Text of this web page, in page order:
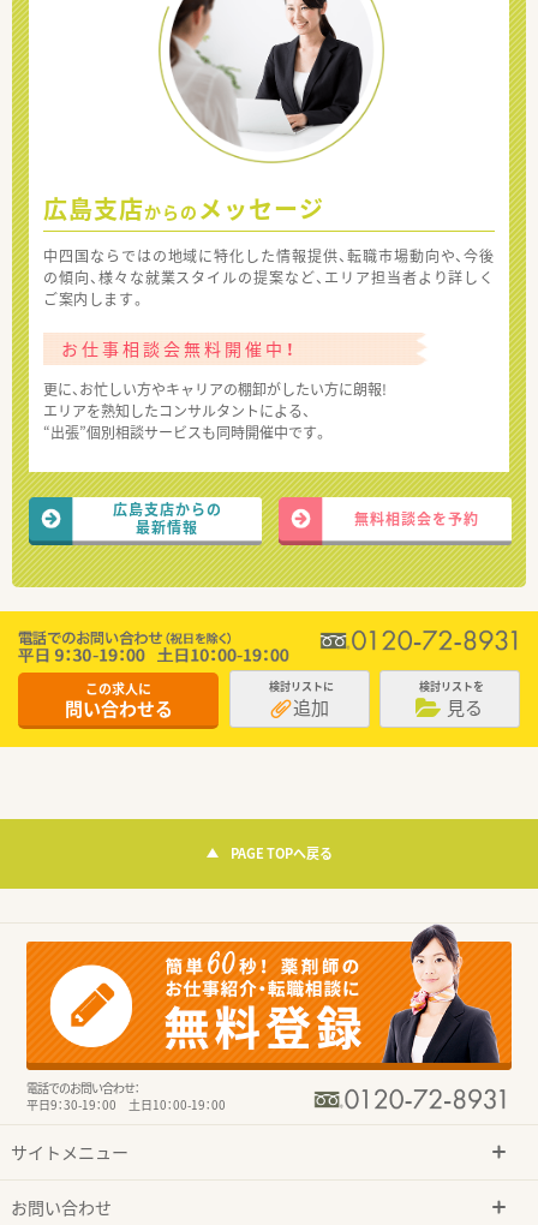
広島支店からの メッセージ
中四国ならではの地域に特化した情報提供、転職市場動向や、今後
の傾向、様々な就業スタイルの提案など、エリア担当者より詳しく
ご案内します。
お仕事相談会無料開催中！
更に、お忙しい方やキャリアの棚卸がしたい方に朗報!
エリアを熟知したコンサルタントによる、
“出張”個別相談サービスも同時開催中です。
広島支店からの
最新情報
無料相談会を予約
この求人に
問い合わせる
検討リストに
追加
検討リストを
見る
PAGE TOPへ戻る
電話でのお問い合わせ：
平日9：30-19：00 土日10：00-19：00
サイトメニュー
お問い合わせ